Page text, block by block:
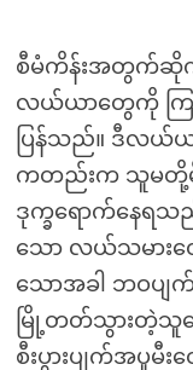
စီမံကိန်းအတွက်ဆိုက
လယ်ယာတွေကို ကြည့်
ပြန်သည်။ ဒီလယ်
ကတည်းက သူမတို့မိ
ဒုက္ခရောက်နေ
သော လယ်သမားတွ
သောအခါ ဘဝ
မြို့တတ်သွားတဲ့သူ
စီးပွားပျက်အပူ